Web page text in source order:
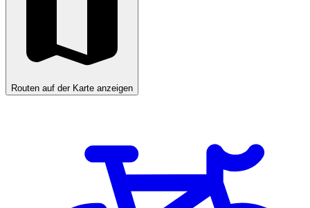
Routen auf der Karte anzeigen